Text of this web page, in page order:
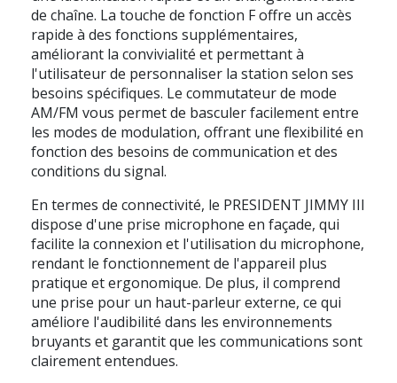
de chaîne. La touche de fonction F offre un accès
rapide à des fonctions supplémentaires,
améliorant la convivialité et permettant à
l'utilisateur de personnaliser la station selon ses
besoins spécifiques. Le commutateur de mode
AM/FM vous permet de basculer facilement entre
les modes de modulation, offrant une flexibilité en
fonction des besoins de communication et des
conditions du signal.
En termes de connectivité, le PRESIDENT JIMMY III
dispose d'une prise microphone en façade, qui
facilite la connexion et l'utilisation du microphone,
rendant le fonctionnement de l'appareil plus
pratique et ergonomique. De plus, il comprend
une prise pour un haut-parleur externe, ce qui
améliore l'audibilité dans les environnements
bruyants et garantit que les communications sont
clairement entendues.